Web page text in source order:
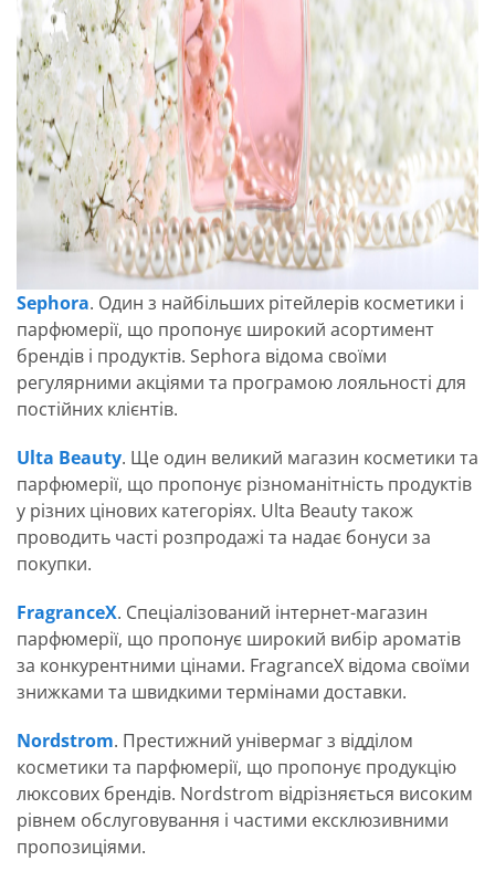
Sephora. Один з найбільших рітейлерів косметики і
парфюмерії, що пропонує широкий асортимент
брендів і продуктів. Sephora відома своїми
регулярними акціями та програмою лояльності для
постійних клієнтів.
Ulta Beauty. Ще один великий магазин косметики та
парфюмерії, що пропонує різноманітність продуктів
у різних цінових категоріях. Ulta Beauty також
проводить часті розпродажі та надає бонуси за
покупки.
FragranceX. Спеціалізований інтернет-магазин
парфюмерії, що пропонує широкий вибір ароматів
за конкурентними цінами. FragranceX відома своїми
знижками та швидкими термінами доставки.
Nordstrom. Престижний універмаг з відділом
косметики та парфюмерії, що пропонує продукцію
люксових брендів. Nordstrom відрізняється високим
рівнем обслуговування і частими ексклюзивними
пропозиціями.